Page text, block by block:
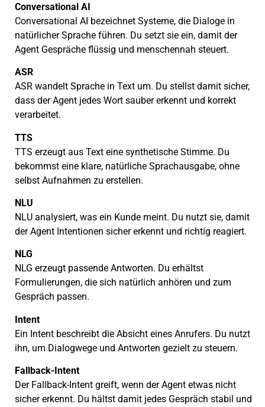
Conversational AI
Conversational AI bezeichnet Systeme, die Dialoge in
natürlicher Sprache führen. Du setzt sie ein, damit der
Agent Gespräche flüssig und menschennah steuert.
ASR
ASR wandelt Sprache in Text um. Du stellst damit sicher,
dass der Agent jedes Wort sauber erkennt und korrekt
verarbeitet.
TTS
TTS erzeugt aus Text eine synthetische Stimme. Du
bekommst eine klare, natürliche Sprachausgabe, ohne
selbst Aufnahmen zu erstellen.
NLU
NLU analysiert, was ein Kunde meint. Du nutzt sie, damit
der Agent Intentionen sicher erkennt und richtig reagiert.
NLG
NLG erzeugt passende Antworten. Du erhältst
Formulierungen, die sich natürlich anhören und zum
Gespräch passen.
Intent
Ein Intent beschreibt die Absicht eines Anrufers. Du nutzt
ihn, um Dialogwege und Antworten gezielt zu steuern.
Fallback-Intent
Der Fallback-Intent greift, wenn der Agent etwas nicht
sicher erkennt. Du hältst damit jedes Gespräch stabil und